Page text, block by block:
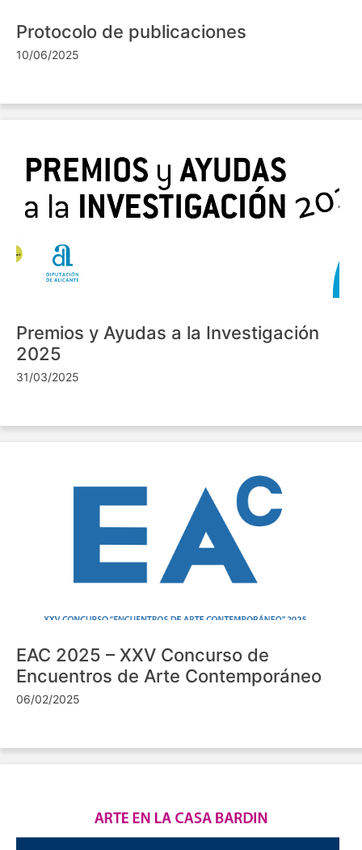
Protocolo de publicaciones
10/06/2025
Premios y Ayudas a la Investigación
2025
31/03/2025
EAC 2025 – XXV Concurso de
Encuentros de Arte Contemporáneo
06/02/2025